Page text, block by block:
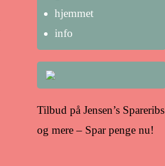
hjemmet
info
Tilbud på Jensen’s Spareribs
og mere – Spar penge nu!